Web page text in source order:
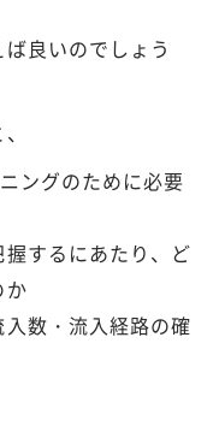
良いのでしょう
ングのために必要
するにあたり、ど
か
数・流入経路の確